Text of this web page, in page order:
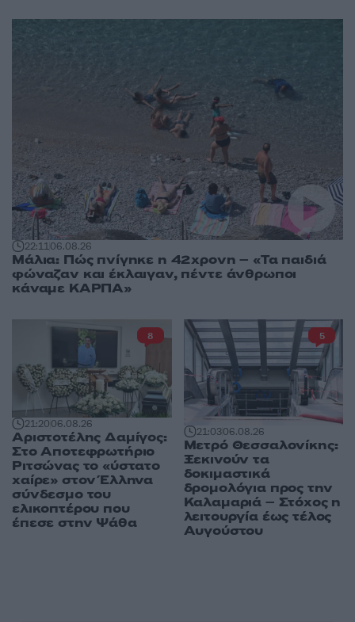
22:1106.08.26
Μάλια: Πώς πνίγηκε η 42χρονη – «Τα παιδιά
φώναζαν και έκλαιγαν, πέντε άνθρωποι
κάναμε ΚΑΡΠΑ»
21:2006.08.26
Αριστοτέλης Δαμίγος:
Στο Αποτεφρωτήριο
Ριτσώνας το «ύστατο
χαίρε» στον Έλληνα
σύνδεσμο του
ελικοπτέρου που
έπεσε στην Ψάθα
8
21:0306.08.26
Μετρό Θεσσαλονίκης:
Ξεκινούν τα
δοκιμαστικά
δρομολόγια προς την
Καλαμαριά – Στόχος η
λειτουργία έως τέλος
Αυγούστου
5